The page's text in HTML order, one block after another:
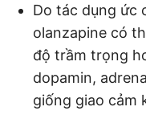
Do tác dụng ức
olanzapine có
độ trầm trọng
dopamin,
giống giao cảm